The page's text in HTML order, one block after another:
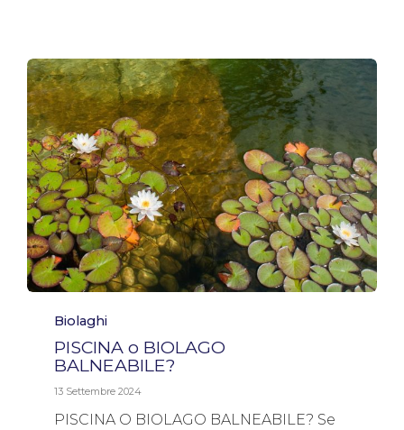
Category
Biolaghi
PISCINA o BIOLAGO
BALNEABILE?
13 Settembre 2024
PISCINA O BIOLAGO BALNEABILE? Se